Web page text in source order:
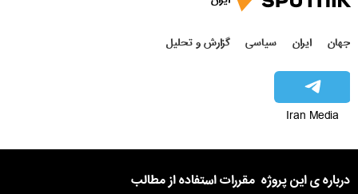
جهان ایران سیاسی گزارش و تحلیل
Iran Media
درباره ی این پروژه مقررات استفاده از مطالب